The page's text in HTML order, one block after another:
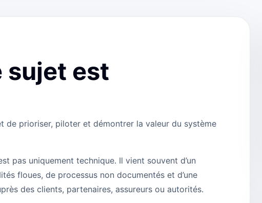
sujet est
de prioriser, piloter et démontrer la valeur du système
pas uniquement technique. Il vient souvent d’un
floues, de processus non documentés et d’une
des clients, partenaires, assureurs ou autorités.